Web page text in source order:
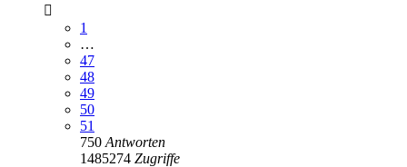
1
…
47
48
49
50
51
750 Antworten
1485274 Zugriffe